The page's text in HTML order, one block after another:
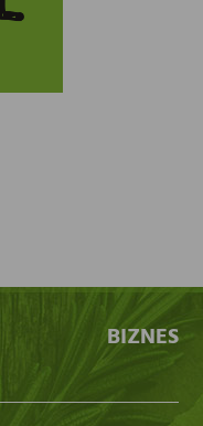
BIZNES